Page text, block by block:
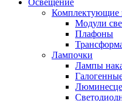
Освещение
Комплектующие
Модули
Плафоны
Лампочки
Лампы